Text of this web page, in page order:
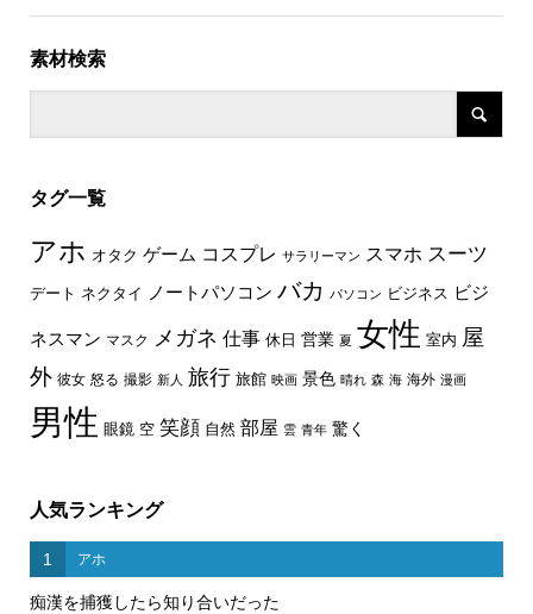
素材検索
タグ一覧
アホ オタク ゲーム コスプレ サラリーマン スマホ スーツ
デート ネクタイ ノートパソコン バカ パソコン ビジネス ビジ
ネスマン マスク メガネ 仕事 休日 営業 夏 女性 室内 屋
外 彼女 怒る 撮影 新人 旅行 旅館 映画 景色 晴れ 森 海 海外 漫画
男性 眼鏡 空 笑顔 自然 部屋 雲 青年 驚く
人気ランキング
1 アホ
痴漢を捕獲したら知り合いだった